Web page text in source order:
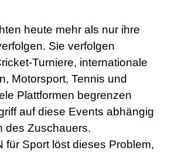
heute mehr als nur ihre
Sie verfolgen
Turniere, internationale
Motorsport, Tennis und
Plattformen begrenzen
auf diese Events abhängig
des Zuschauers.
für Sport löst dieses Problem,